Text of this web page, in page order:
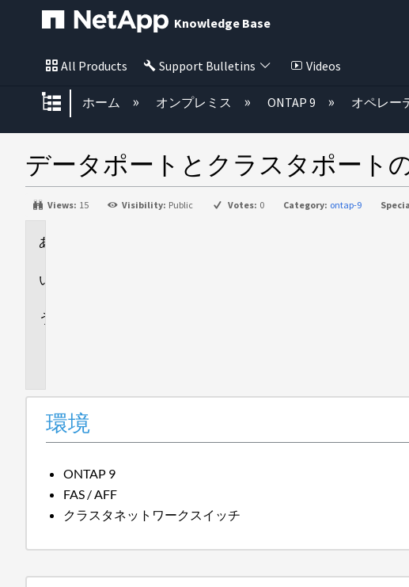
Knowledge Base
All Products Support Bulletins Videos
グローバル階層を展開/折りたたむ
ホーム オンプレミス ONTAP 9 オペレー
データポートとクラスタポート
Views: 15 Visibility: Public Votes: 0 Category: ontap-9
環境
ONTAP 9
FAS / AFF
クラスタネットワークスイッチ